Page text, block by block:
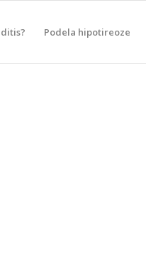
Podela hipotireoze